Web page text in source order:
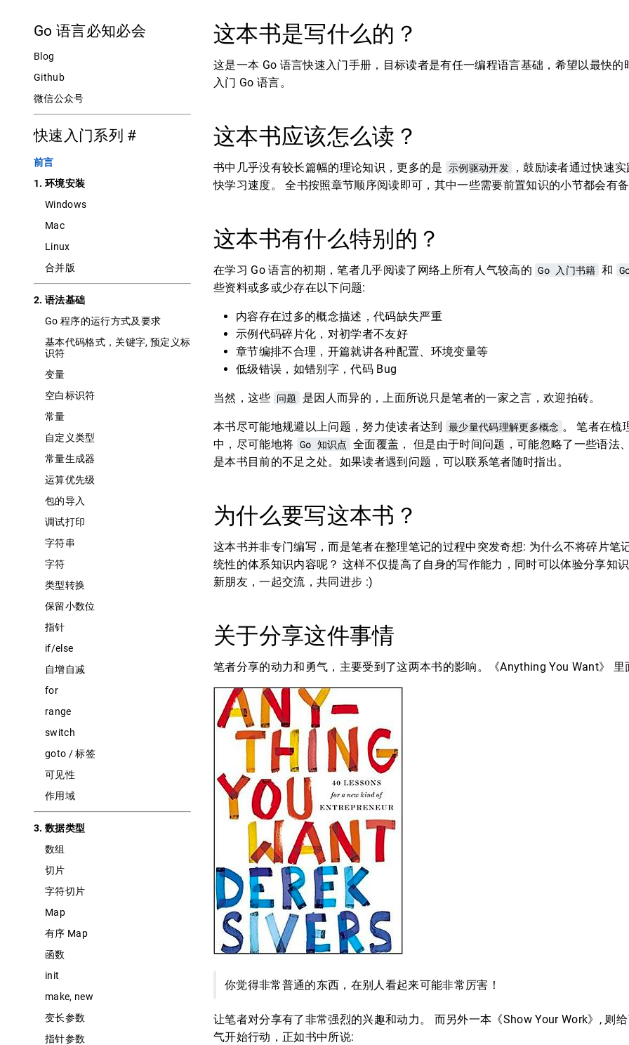
Go 语言必知必会
Blog
Github
微信公众号
快速入门系列 #
前言
1. 环境安装
Windows
Mac
Linux
合并版
2. 语法基础
Go 程序的运行方式及要求
基本代码格式，关键字, 预定义标
识符
变量
空白标识符
常量
自定义类型
常量生成器
运算优先级
包的导入
调试打印
字符串
字符
类型转换
保留小数位
指针
if/else
自增自减
for
range
switch
goto / 标签
可见性
作用域
3. 数据类型
数组
切片
字符切片
Map
有序 Map
函数
init
make, new
变长参数
指针参数
这本书是写什么的？
这是一本 Go 语言快速入门手册，目标读者是有任一编程语言基础，希望以最快的
入门 Go 语言。
这本书应该怎么读？
书中几乎没有较长篇幅的理论知识，更多的是 示例驱动开发 ，鼓励读者通过快速
快学习速度。 全书按照章节顺序阅读即可，其中一些需要前置知识的小节都会有备
这本书有什么特别的？
在学习 Go 语言的初期，笔者几乎阅读了网络上所有人气较高的 Go 入门书籍 和
些资料或多或少存在以下问题:
内容存在过多的概念描述，代码缺失严重
示例代码碎片化，对初学者不友好
章节编排不合理，开篇就讲各种配置、环境变量等
低级错误，如错别字，代码 Bug
当然，这些 问题 是因人而异的，上面所说只是笔者的一家之言，欢迎拍砖。
本书尽可能地规避以上问题，努力使读者达到 最少量代码理解更多概念 。 笔者在梳
中，尽可能地将 Go 知识点 全面覆盖， 但是由于时间问题，可能忽略了一些语法
是本书目前的不足之处。如果读者遇到问题，可以联系笔者随时指出。
为什么要写这本书？
这本书并非专门编写，而是笔者在整理笔记的过程中突发奇想: 为什么不将碎片笔
统性的体系知识内容呢？ 这样不仅提高了自身的写作能力，同时可以体验分享知
新朋友，一起交流，共同进步 :)
关于分享这件事情
笔者分享的动力和勇气，主要受到了这两本书的影响。《Anything You Want》 里
你觉得非常普通的东西，在别人看起来可能非常厉害！
让笔者对分享有了非常强烈的兴趣和动力。 而另外一本《Show Your Work》, 则
气开始行动，正如书中所说: